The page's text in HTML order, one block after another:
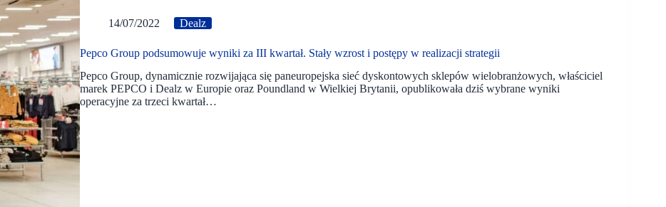
14/07/2022 Dealz
Pepco Group podsumowuje wyniki za III kwartał. Stały wzrost i postępy w realizacji strategii
Pepco Group, dynamicznie rozwijająca się paneuropejska sieć dyskontowych sklepów wielobranżowych, właściciel
marek PEPCO i Dealz w Europie oraz Poundland w Wielkiej Brytanii, opublikowała dziś wybrane wyniki
operacyjne za trzeci kwartał…